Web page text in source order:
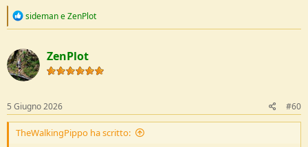
R
c
t
i
o
s
:
sidemaneZenPlot
ZenPlot
5 Giugno 2026 #60
TheWalkingPippo ha scritto: